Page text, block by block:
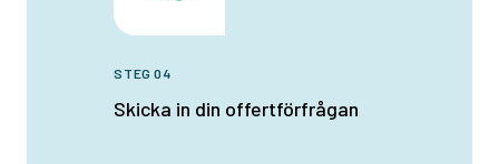
STEG 04
Skicka in din offertförfrågan